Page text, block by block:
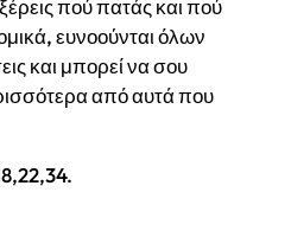
πού πατάς και πού
ευνοούνται όλων
και μπορεί να σου
από αυτά που